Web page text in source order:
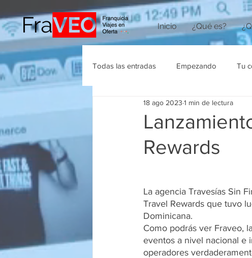
Inicio ¿Qué es?
Todas las entradas Empezando Tu
Agencias de Viajes
Rewards
18 ago 2023 1 min de lectura
La agencia Travesías Sin
Travel Rewards que tuvo
Dominicana.
Como podrás ver Fraveo,
eventos a nivel nacional e
operadores